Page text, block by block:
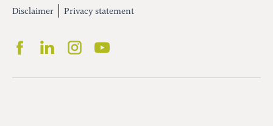
Disclaimer Privacy statement